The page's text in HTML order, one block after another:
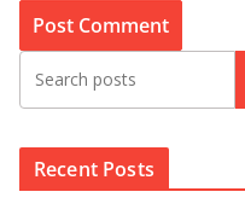
Recent Posts